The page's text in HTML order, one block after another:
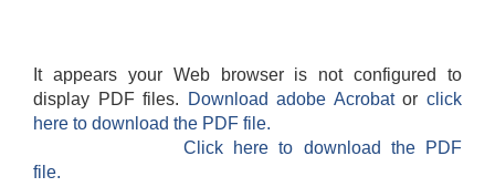
It appears your Web browser is not configured to
display PDF files.
Download adobe Acrobatorclick
here to download the PDF file.
Click here to download the PDF
file.